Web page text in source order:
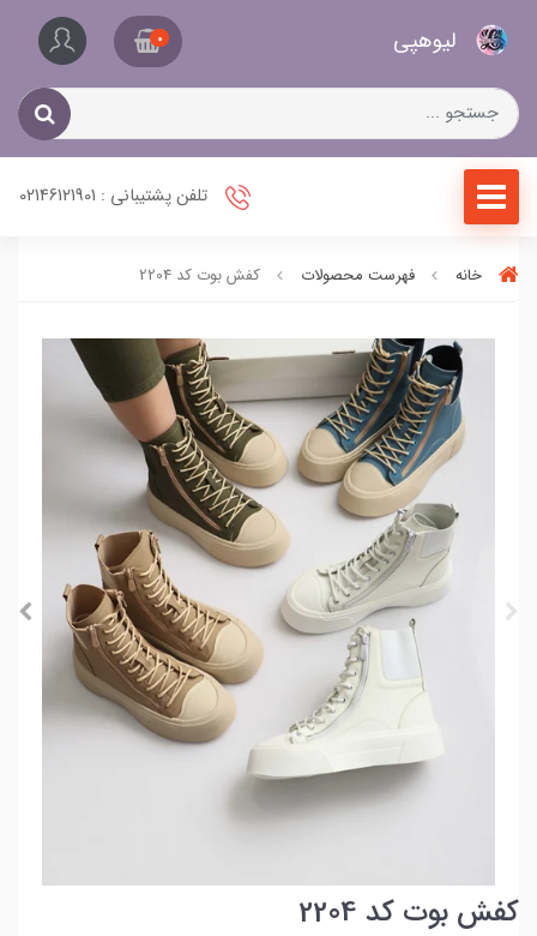
لیو‌هپی 0
تلفن پشتیبانی : 02146121901
خانه فهرست محصولات کفش بوت کد 2204
کفش بوت کد 2204